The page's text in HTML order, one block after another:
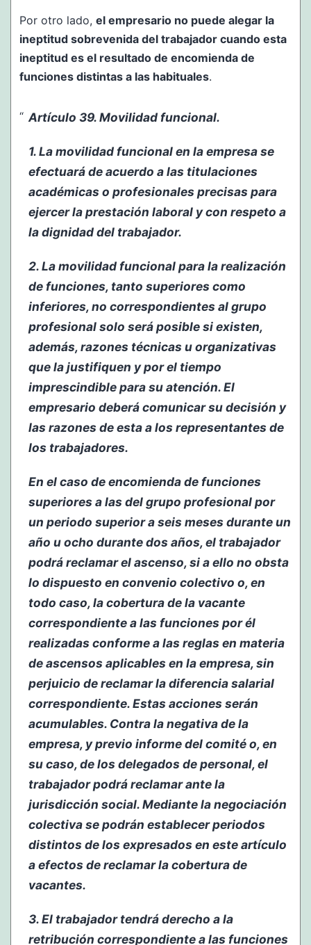
Por otro lado, el empresario no puede alegar la
ineptitud sobrevenida del trabajador cuando esta
ineptitud es el resultado de encomienda de
funciones distintas a las habituales.
Artículo 39. Movilidad funcional.
1. La movilidad funcional en la empresa se
efectuará de acuerdo a las titulaciones
académicas o profesionales precisas para
ejercer la prestación laboral y con respeto a
la dignidad del trabajador.
2. La movilidad funcional para la realización
de funciones, tanto superiores como
inferiores, no correspondientes al grupo
profesional solo será posible si existen,
además, razones técnicas u organizativas
que la justifiquen y por el tiempo
imprescindible para su atención. El
empresario deberá comunicar su decisión y
las razones de esta a los representantes de
los trabajadores.
En el caso de encomienda de funciones
superiores a las del grupo profesional por
un periodo superior a seis meses durante un
año u ocho durante dos años, el trabajador
podrá reclamar el ascenso, si a ello no obsta
lo dispuesto en convenio colectivo o, en
todo caso, la cobertura de la vacante
correspondiente a las funciones por él
realizadas conforme a las reglas en materia
de ascensos aplicables en la empresa, sin
perjuicio de reclamar la diferencia salarial
correspondiente. Estas acciones serán
acumulables. Contra la negativa de la
empresa, y previo informe del comité o, en
su caso, de los delegados de personal, el
trabajador podrá reclamar ante la
jurisdicción social. Mediante la negociación
colectiva se podrán establecer periodos
distintos de los expresados en este artículo
a efectos de reclamar la cobertura de
vacantes.
3. El trabajador tendrá derecho a la
retribución correspondiente a las funciones